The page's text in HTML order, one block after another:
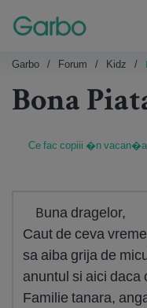
Garbo Forum Kidz
Bona
Ce fac copiii �n
Buna dragelor,
Caut de ceva
sa aiba grija de
anuntul si aici daca
Familie tanara,